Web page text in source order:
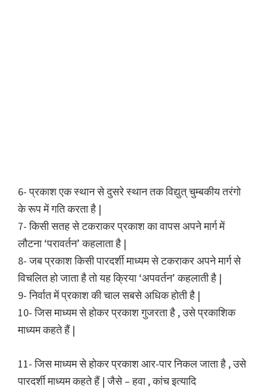
6- प्रकाश एक स्थान से दुसरे स्थान तक विद्युत् चुम्बकीय तरंगो
के रूप में गति करता है |
7- किसी सतह से टकराकर प्रकाश का वापस अपने मार्ग में
लौटना ‘परावर्तन’ कहलाता है |
8- जब प्रकाश किसी पारदर्शी माध्यम से टकराकर अपने मार्ग से
विचलित हो जाता है तो यह क्रिया ‘अपवर्तन’ कहलाती है |
9- निर्वात में प्रकाश की चाल सबसे अधिक होती है |
10- जिस माध्यम से होकर प्रकाश गुजरता है , उसे प्रकाशिक
माध्यम कहते हैं |
11- जिस माध्यम से होकर प्रकाश आर-पार निकल जाता है , उसे
पारदर्शी माध्यम कहते हैं | जैसे – हवा , कांच इत्यादि